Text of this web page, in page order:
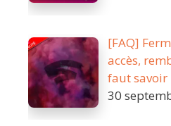
[FAQ]
accès,
faut savoir
30